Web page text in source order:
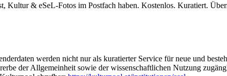
Kultur & eSeL-Fotos im Postfach haben. Kostenlos. Kuratiert.
werden nicht nur als kuratierter Service für neue und
der Allgemeinheit sowie der wissenschaftlichen Nutzung